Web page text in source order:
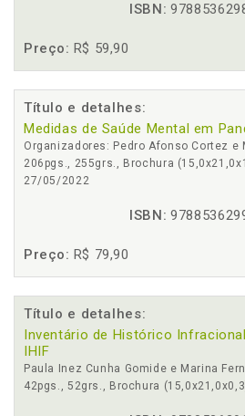
ISBN:
Preço: R$ 59,90
Título e detalhes:
Medidas de Saúde Mental em
Organizadores: Pedro Afonso Cortez e
206pgs., 255grs., Brochura
27/05/2022
ISBN:
Preço: R$ 79,90
Título e detalhes:
Inventário de Histórico
IHIF
Paula Inez Cunha Gomide e Marina
42pgs., 52grs., Brochura